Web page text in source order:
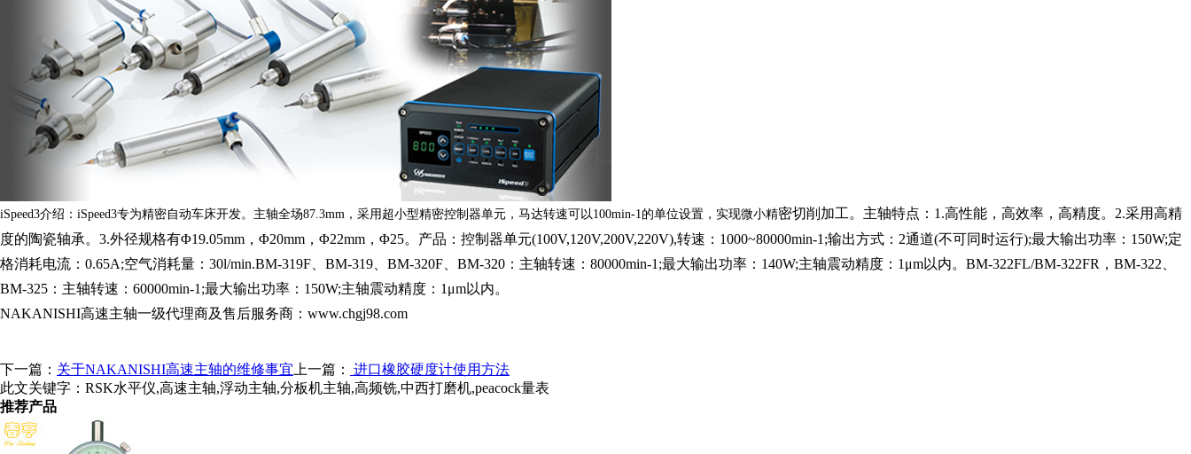
iSpeed3介绍：iSpeed3专为精密自动车床开发。主轴全场87.3mm，采用超小型精密控制器单元，马达转速可以100min-1的单位设置，实现微小精密切削加工。主轴特点：1.高性能，高效率，高精度。2.采用高精
度的陶瓷轴承。3.外径规格有Φ19.05mm，Φ20mm，Φ22mm，Φ25。产品：控制器单元(100V,120V,200V,220V),转速：1000~80000min-1;输出方式：2通道(不可同时运行);最大输出功率：150W;定
格消耗电流：0.65A;空气消耗量：30l/min.BM-319F、BM-319、BM-320F、BM-320：主轴转速：80000min-1;最大输出功率：140W;主轴震动精度：1μm以内。BM-322FL/BM-322FR，BM-322、
BM-325：主轴转速：60000min-1;最大输出功率：150W;主轴震动精度：1μm以内。
NAKANISHI高速主轴一级代理商及售后服务商：www.chgj98.com
下一篇： 关于NAKANISHI高速主轴的维修事宜 上一篇：
进口橡胶硬度计使用方法
此文关键字： RSK水平仪,高速主轴,浮动主轴,分板机主轴,高频铣,中西打磨机,peacock量表
推荐产品